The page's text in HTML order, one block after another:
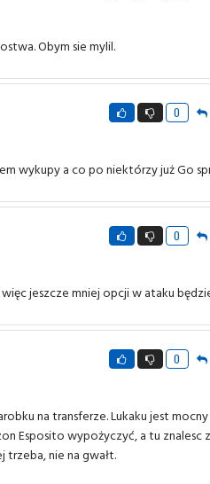
Obym sie mylil.
0
wykupy a co po niektórzy już Go
0
jeszcze mniej opcji w ataku
0
na transferze. Lukaku jest
Esposito wypożyczyć, a tu znalesc
trzeba, nie na gwałt.